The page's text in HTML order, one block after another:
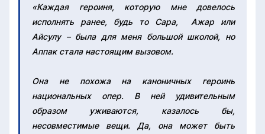
«Каждая героиня, которую мне довелось
исполнять ранее, будь то Сара, Ажар или
Айсулу – была для меня большой школой, но
Аппак стала настоящим вызовом.
Она не похожа на каноничных героинь
национальных опер. В ней удивительным
образом уживаются, казалось бы,
несовместимые вещи. Да, она может быть